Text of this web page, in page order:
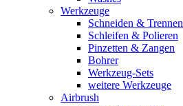
Werkzeuge
Schneiden & Trennen
Schleifen & Polieren
Pinzetten & Zangen
Bohrer
Werkzeug-Sets
weitere Werkzeuge
Airbrush